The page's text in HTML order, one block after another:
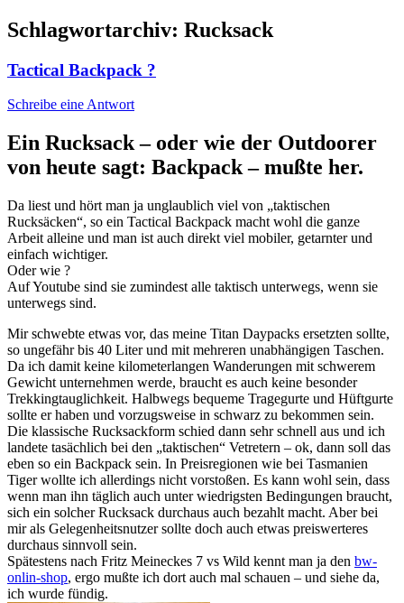
Schlagwortarchiv: Rucksack
Tactical Backpack ?
Schreibe eine Antwort
Ein Rucksack – oder wie der Outdoorer
von heute sagt: Backpack – mußte her.
Da liest und hört man ja unglaublich viel von „taktischen
Rucksäcken“, so ein Tactical Backpack macht wohl die ganze
Arbeit alleine und man ist auch direkt viel mobiler, getarnter und
einfach wichtiger.
Oder wie ?
Auf Youtube sind sie zumindest alle taktisch unterwegs, wenn sie
unterwegs sind.
Mir schwebte etwas vor, das meine Titan Daypacks ersetzten sollte,
so ungefähr bis 40 Liter und mit mehreren unabhängigen Taschen.
Da ich damit keine kilometerlangen Wanderungen mit schwerem
Gewicht unternehmen werde, braucht es auch keine besonder
Trekkingtauglichkeit. Halbwegs bequeme Tragegurte und Hüftgurte
sollte er haben und vorzugsweise in schwarz zu bekommen sein.
Die klassische Rucksackform schied dann sehr schnell aus und ich
landete tasächlich bei den „taktischen“ Vetretern – ok, dann soll das
eben so ein Backpack sein. In Preisregionen wie bei Tasmanien
Tiger wollte ich allerdings nicht vorstoßen. Es kann wohl sein, dass
wenn man ihn täglich auch unter wiedrigsten Bedingungen braucht,
sich ein solcher Rucksack durchaus auch bezahlt macht. Aber bei
mir als Gelegenheitsnutzer sollte doch auch etwas preiswerteres
durchaus sinnvoll sein.
Spätestens nach Fritz Meineckes 7 vs Wild kennt man ja den bw-
onlin-shop, ergo mußte ich dort auch mal schauen – und siehe da,
ich wurde fündig.